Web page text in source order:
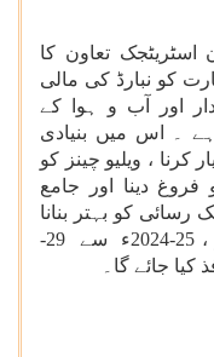
اسٹریٹجک تعاون کا
کو نبارڈ کی مالی
اور آب و ہوا کے
۔ اس میں بنیادی
کرنا ، ویلیو چینز کو
دینا اور جامع
کو بہتر بنانا
شامل ہے ۔ دودھ کے انقلاب 2.0 کو ، 25-2024ء سے 29-